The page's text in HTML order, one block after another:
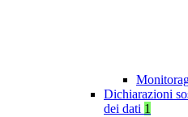
Dichiarazioni
dei dati 1